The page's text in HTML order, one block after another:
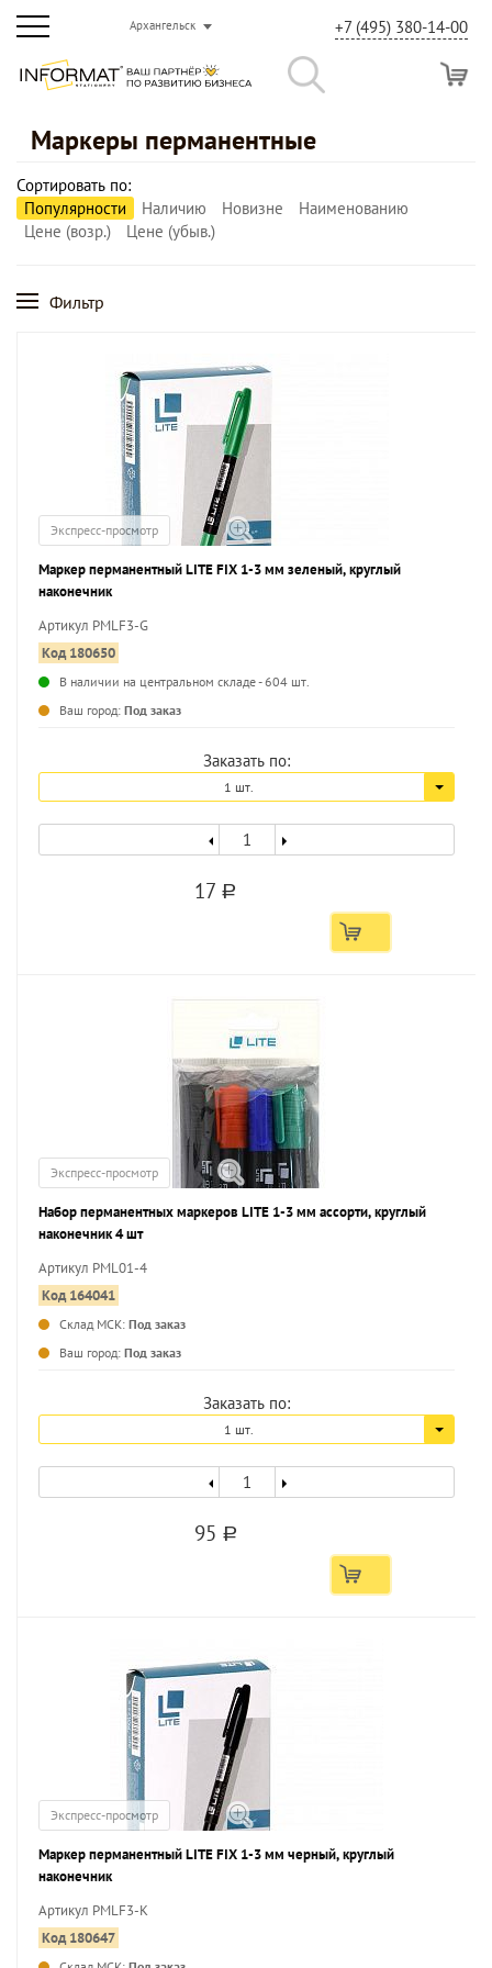
Архангельск +7 (495) 380-14-00
Маркеры перманентные
Сортировать по:
Популярности
Наличию Новизне
Наименованию
Цене (возр.)
Цене (убыв.)
Фильтр
Экспресс-просмотр
Маркер перманентный LITE FIX 1-3 мм зеленый, круглый
наконечник
Артикул PMLF3-G
Код 180650
В наличии на центральном складе - 604 шт.
Ваш город: Под заказ
Заказать по:
1 шт.
17 a
Экспресс-просмотр
Набор перманентных маркеров LITE 1-3 мм ассорти, круглый
наконечник 4 шт
Артикул PML01-4
Код 164041
Склад МСК: Под заказ
Ваш город: Под заказ
Заказать по:
1 шт.
95 a
Экспресс-просмотр
Маркер перманентный LITE FIX 1-3 мм черный, круглый
наконечник
Артикул PMLF3-K
Код 180647